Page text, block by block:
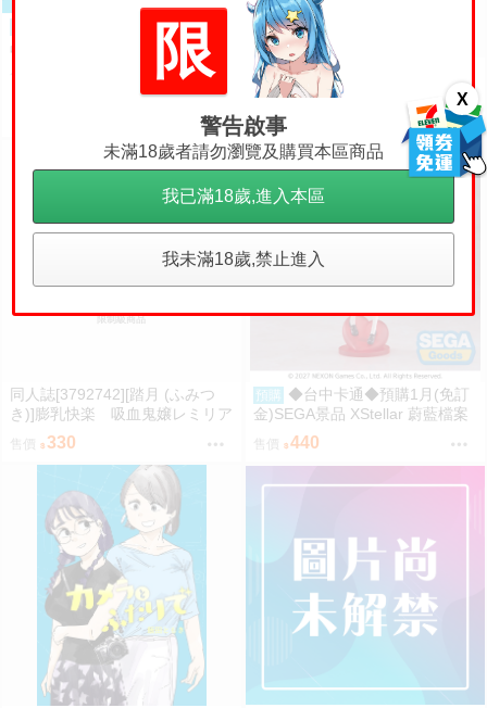
X
【台中金曜】1月 SEGA 景
品 FIGURIZMα 福音戰士新劇場
版 綾波零 作戰服ver. 0901
預購 【奶熊屋】預訂 5月 代理版
MODEROID 環太平洋 吉普賽危
售價
限制級商品
18
同人誌[3792742][踏月 (ふみつ
き)]膨乳快楽 吸血鬼嬢レミリア
(東方Project)
330
預購
◆台中卡通◆預購1月(免訂
金)SEGA景品 XStellar 蔚藍檔案
阿慈谷日富美 Happy Valentine
440
限
警告啟事
未滿18歲者請勿瀏覽及購買本區商品
我已滿18歲,進入本區
我未滿18歲,禁止進入